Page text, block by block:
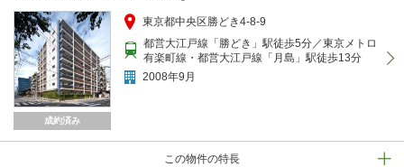
成約済み
この物件の特長
東京都中央区勝どき4-8-9
都営大江戸線「勝どき」駅徒歩5分／東京メトロ
有楽町線・都営大江戸線「月島」駅徒歩13分
2008年9月